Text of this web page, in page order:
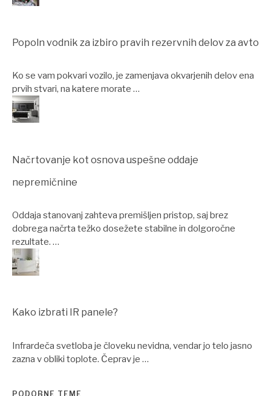
Popoln vodnik za izbiro pravih rezervnih delov za avto
Ko se vam pokvari vozilo, je zamenjava okvarjenih delov ena
prvih stvari, na katere morate …
Načrtovanje kot osnova uspešne oddaje
nepremičnine
Oddaja stanovanj zahteva premišljen pristop, saj brez
dobrega načrta težko dosežete stabilne in dolgoročne
rezultate. …
Kako izbrati IR panele?
Infrardeča svetloba je človeku nevidna, vendar jo telo jasno
zazna v obliki toplote. Čeprav je …
PODOBNE TEME